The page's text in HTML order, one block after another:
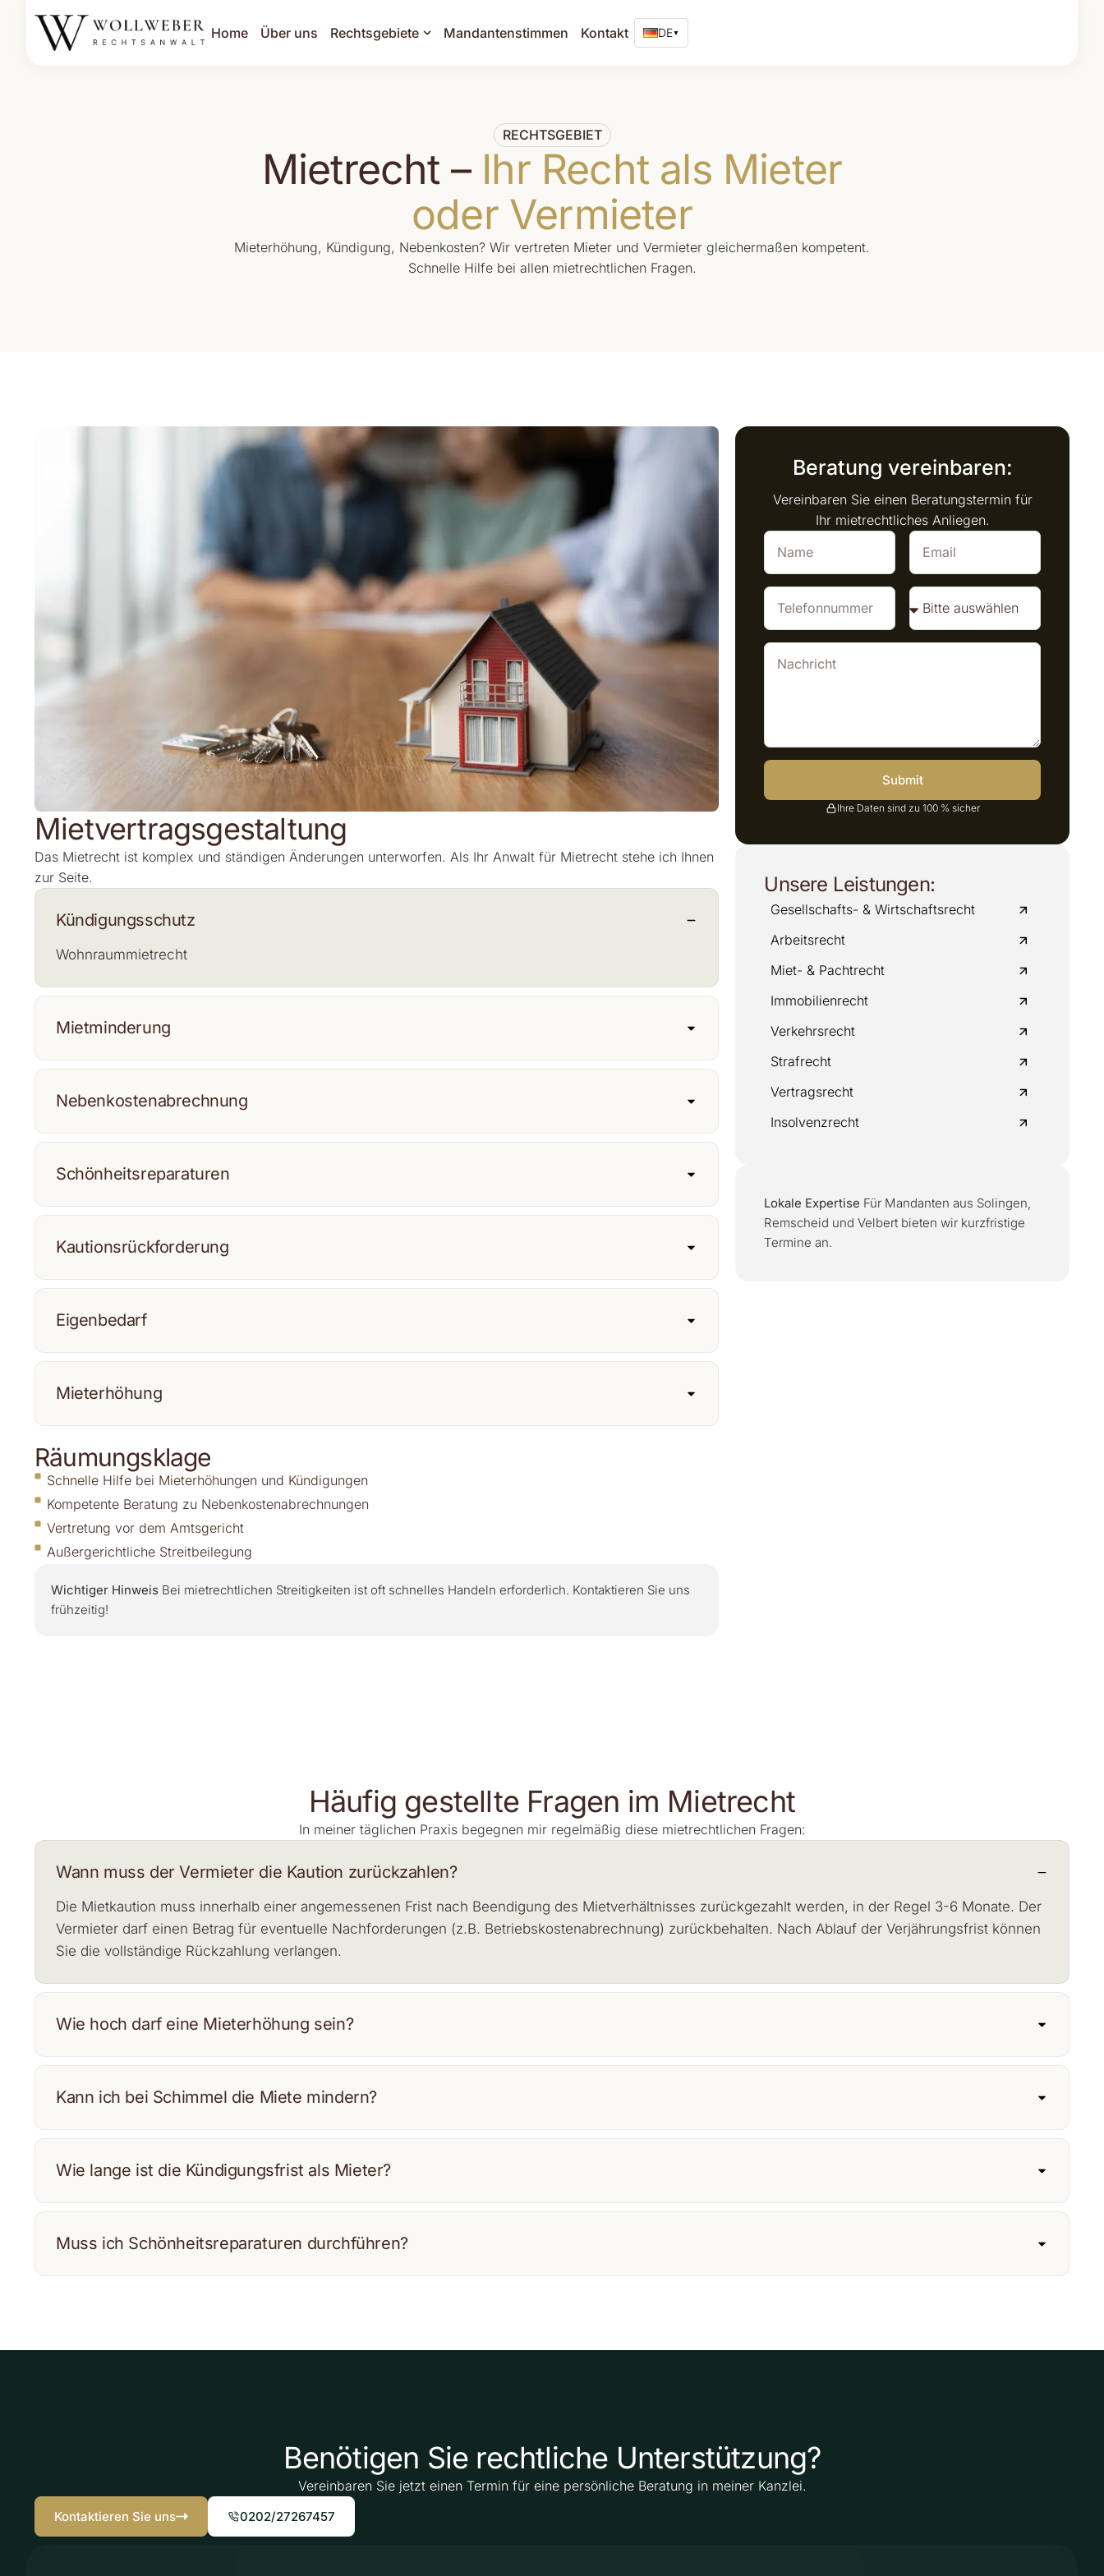
Home Über uns Rechtsgebiete
Kontakt
Handels- und Gesellschaftsrecht
Arbeitsrecht
Mietrecht
Immobilienrecht
Verkehrsrecht
Mandantenstimmen Kontakt DE▼
RECHTSGEBIET
Mietrecht – Ihr Recht als Mieter
oder Vermieter
Mieterhöhung, Kündigung, Nebenkosten? Wir vertreten Mieter und Vermieter gleichermaßen kompetent.
Schnelle Hilfe bei allen mietrechtlichen Fragen.
Mietvertragsgestaltung
Das Mietrecht ist komplex und ständigen Änderungen unterworfen. Als Ihr Anwalt für Mietrecht stehe ich Ihnen
zur Seite.
Kündigungsschutz
Wohnraummietrecht
Mietminderung
Nebenkostenabrechnung
Schönheitsreparaturen
Kautionsrückforderung
Eigenbedarf
Mieterhöhung
Räumungsklage
Schnelle Hilfe bei Mieterhöhungen und Kündigungen
Kompetente Beratung zu Nebenkostenabrechnungen
Vertretung vor dem Amtsgericht
Außergerichtliche Streitbeilegung
Wichtiger Hinweis Bei mietrechtlichen Streitigkeiten ist oft schnelles Handeln erforderlich. Kontaktieren Sie uns
frühzeitig!
Beratung vereinbaren:
Vereinbaren Sie einen Beratungstermin für
Ihr mietrechtliches Anliegen.
Submit
Ihre Daten sind zu 100 % sicher
Unsere Leistungen:
Gesellschafts- & Wirtschaftsrecht
Arbeitsrecht
Miet- & Pachtrecht
Immobilienrecht
Verkehrsrecht
Strafrecht
Vertragsrecht
Insolvenzrecht
Lokale Expertise Für Mandanten aus Solingen,
Remscheid und Velbert bieten wir kurzfristige
Termine an.
Häufig gestellte Fragen im Mietrecht
In meiner täglichen Praxis begegnen mir regelmäßig diese mietrechtlichen Fragen:
Wann muss der Vermieter die Kaution zurückzahlen?
Die Mietkaution muss innerhalb einer angemessenen Frist nach Beendigung des Mietverhältnisses zurückgezahlt werden, in der Regel 3-6 Monate. Der
Vermieter darf einen Betrag für eventuelle Nachforderungen (z.B. Betriebskostenabrechnung) zurückbehalten. Nach Ablauf der Verjährungsfrist können
Sie die vollständige Rückzahlung verlangen.
Wie hoch darf eine Mieterhöhung sein?
Kann ich bei Schimmel die Miete mindern?
Wie lange ist die Kündigungsfrist als Mieter?
Muss ich Schönheitsreparaturen durchführen?
Benötigen Sie rechtliche Unterstützung?
Vereinbaren Sie jetzt einen Termin für eine persönliche Beratung in meiner Kanzlei.
Kontaktieren Sie uns 0202/27267457